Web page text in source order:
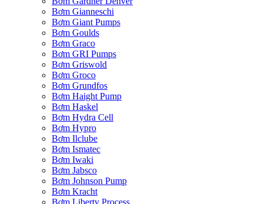
Bơm Gianneschi
Bơm Giant Pumps
Bơm Goulds
Bơm Graco
Bơm GRI Pumps
Bơm Griswold
Bơm Groco
Bơm Grundfos
Bơm Haight Pump
Bơm Haskel
Bơm Hydra Cell
Bơm Hypro
Bơm Ilclube
Bơm Ismatec
Bơm Iwaki
Bơm Jabsco
Bơm Johnson Pump
Bơm Kracht
Bơm Liberty Process